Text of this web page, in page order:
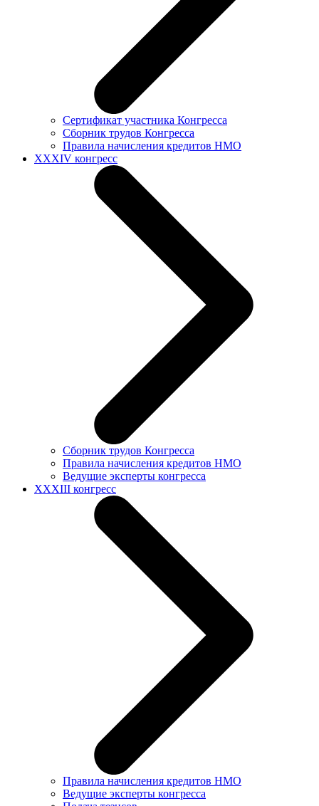
Сертификат участника Конгресса
Сборник трудов Конгресса
Правила начисления кредитов НМО
XXXIV конгресс
Сборник трудов Конгресса
Правила начисления кредитов НМО
Ведущие эксперты конгресса
XXXIII конгресс
Правила начисления кредитов НМО
Ведущие эксперты конгресса